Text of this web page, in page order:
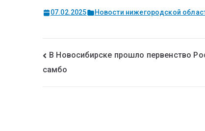
07.02.2025 Новости нижегородской
В Новосибирске прошло первенство
самбо